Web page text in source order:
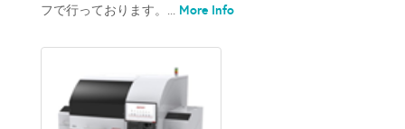
フで行っております。... More Info